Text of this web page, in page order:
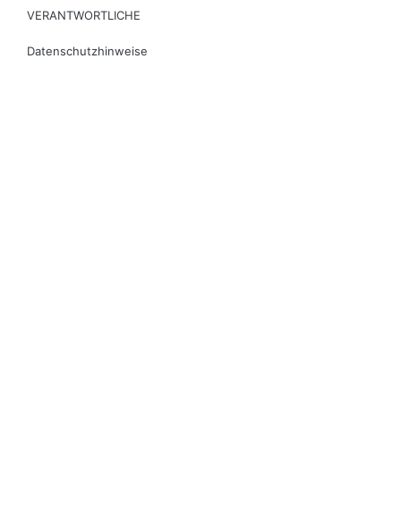
VERANTWORTLICHE
Datenschutzhinweise